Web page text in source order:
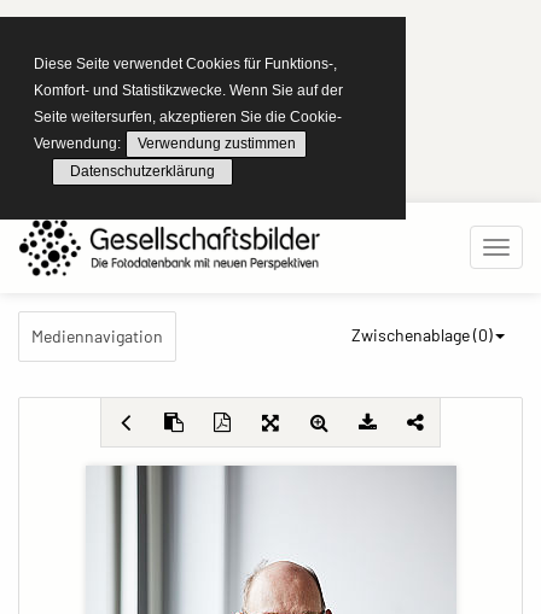
Diese Seite verwendet Cookies für Funktions-,
Komfort- und Statistikzwecke. Wenn Sie auf der
Seite weitersurfen, akzeptieren Sie die Cookie-
Verwendung:
Verwendung zustimmen
Datenschutzerklärung
Mediennavigation Zwischenablage (0)